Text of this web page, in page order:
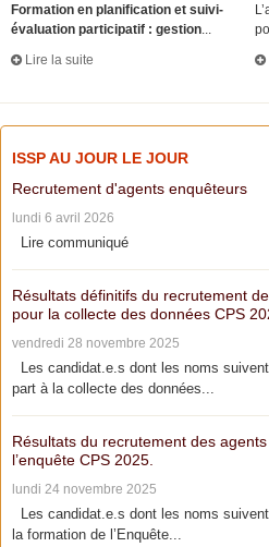
Formation en planification et suivi-
évaluation participatif : gestion...
Lire la suite
ISSP AU JOUR LE JOUR
Recrutement d'agents enquêteurs
lundi 6 avril 2026
Lire communiqué
Résultats définitifs du recrutement
pour la collecte des données CPS
vendredi 28 novembre 2025
Les candidat.e.s dont les noms
part à la collecte des données...
Résultats du recrutement des
l’enquête CPS 2025.
lundi 24 novembre 2025
Les candidat.e.s dont les noms
la formation de l’Enquête...